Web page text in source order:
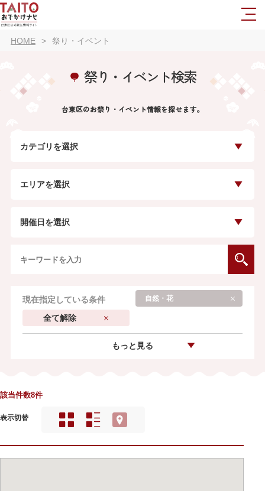
HOME 祭り・イベント
祭り・イベント検索
台東区のお祭り・イベント情報を探せます。
カテゴリを選択
エリアを選択
開催日を選択
現在指定している条件 自然・花
全て解除
もっと見る
該当件数8件
表示切替